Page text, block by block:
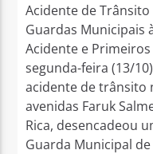
Acidente de Trânsito
Guardas Municipais
Acidente e
segunda-feira (13/
acidente de trânsito
avenidas Faruk
Rica, desencadeou
Guarda Municipal